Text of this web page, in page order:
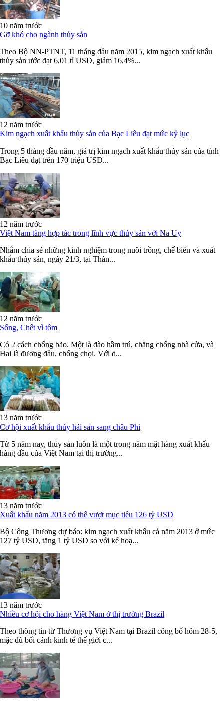
10 năm trước
Gỡ khó cho ngành thủy sản
Theo Bộ NN-PTNT, 11 tháng đầu năm 2015, kim ngạch xuất khẩu
thủy sản ước đạt 6,01 tỉ USD, giảm 16,4%...
12 năm trước
Kim ngạch xuất khẩu thủy sản của Bạc Liêu đạt mức kỷ lục
Trong 5 tháng đầu năm, giá trị kim ngạch xuất khẩu thủy sản của tỉnh
Bạc Liêu đạt trên 170 triệu USD...
12 năm trước
Việt Nam tăng hợp tác trong lĩnh vực thủy sản với Na Uy
Nhằm chia sẻ những kinh nghiệm trong nuôi trồng, chế biến và xuất
khẩu thủy sản, ngày 21/3, tại Thàn...
12 năm trước
Sống, Chết vì tôm
Có 2 cách chống bão. Một là đào hầm trú, chằng chống nhà cửa, và
Hai là đương đầu, chống chọi. Với d...
13 năm trước
Cơ hội xuất khẩu thủy hải sản sang châu Phi
Từ 5 năm nay, thủy sản luôn là một trong năm mặt hàng xuất khẩu
hàng đầu của Việt Nam tại thị trường...
13 năm trước
Xuất khẩu năm 2013 có thể vượt mục tiêu 126 tỷ USD
Bộ Công Thương dự báo: kim ngạch xuất khẩu cả năm 2013 ở mức
127 tỷ USD, tăng 1 tỷ USD so với kế hoạ...
13 năm trước
Nhiều cơ hội cho hàng Việt Nam ở thị trường Brazil
Theo thông tin từ Thương vụ Việt Nam tại Brazil công bố hôm 28-5,
mặc dù bối cảnh kinh tế thế giới c...